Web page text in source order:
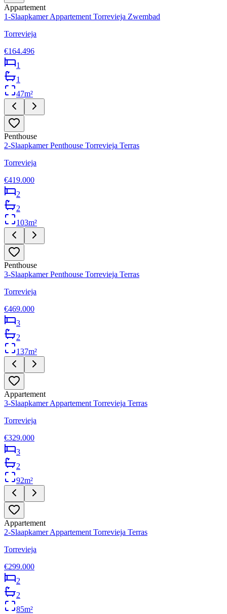
Appartement
1-Slaapkamer Appartement Torrevieja Zwembad
Torrevieja
€164.496
1
1
47m²
Penthouse
2-Slaapkamer Penthouse Torrevieja Terras
Torrevieja
€419.000
2
2
103m²
Penthouse
3-Slaapkamer Penthouse Torrevieja Terras
Torrevieja
€469.000
3
2
137m²
Appartement
3-Slaapkamer Appartement Torrevieja Terras
Torrevieja
€329.000
3
2
92m²
Appartement
2-Slaapkamer Appartement Torrevieja Terras
Torrevieja
€299.000
2
2
85m²